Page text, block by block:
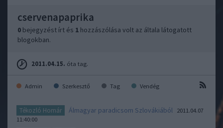
cservenapaprika
0 bejegyzést írt és 1 hozzászólása volt az általa látogatott
blogokban.
2011.04.15. óta tag.
Admin Szerkesztő Tag Vendég
Tékozló Homár Álmagyar paradicsom Szlovákiából 2011.04.07
11:40:00